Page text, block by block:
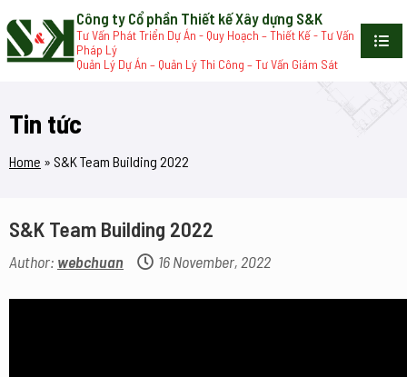
Công ty Cổ phần Thiết kế Xây dựng S&K
Tư Vấn Phát Triển Dự Án - Quy Hoạch – Thiết Kế - Tư Vấn
Pháp Lý
Quản Lý Dự Án – Quản Lý Thi Công – Tư Vấn Giám Sát
Tin tức
Home » S&K Team Building 2022
S&K Team Building 2022
Author: webchuan 16 November, 2022